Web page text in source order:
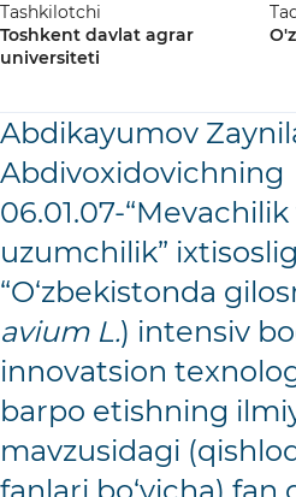
Abdikayumov
Abdivoxidovichning
06.01.07-“Mevachilik
uzumchilik”
“O‘zbekistonda
avium L.) intensiv
innovatsion
barpo etishning
mavzusidagi
Tashkilotchi
Toshkent davlat agrar
universiteti